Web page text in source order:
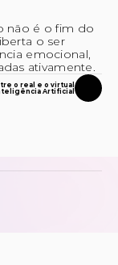
não é o fim do
o ser
emocional,
ativamente.
o real e o virtual
Artificial